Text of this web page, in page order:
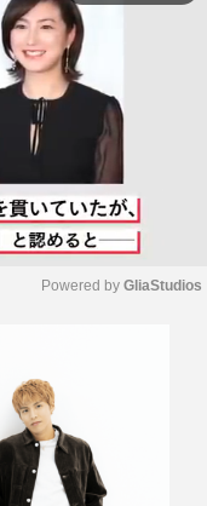
Powered by GliaStudios